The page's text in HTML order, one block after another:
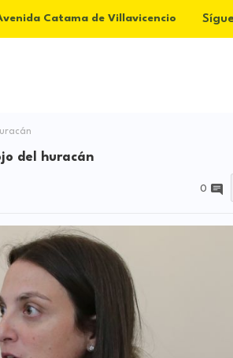
Catama de Villavicencio
del huracán
0